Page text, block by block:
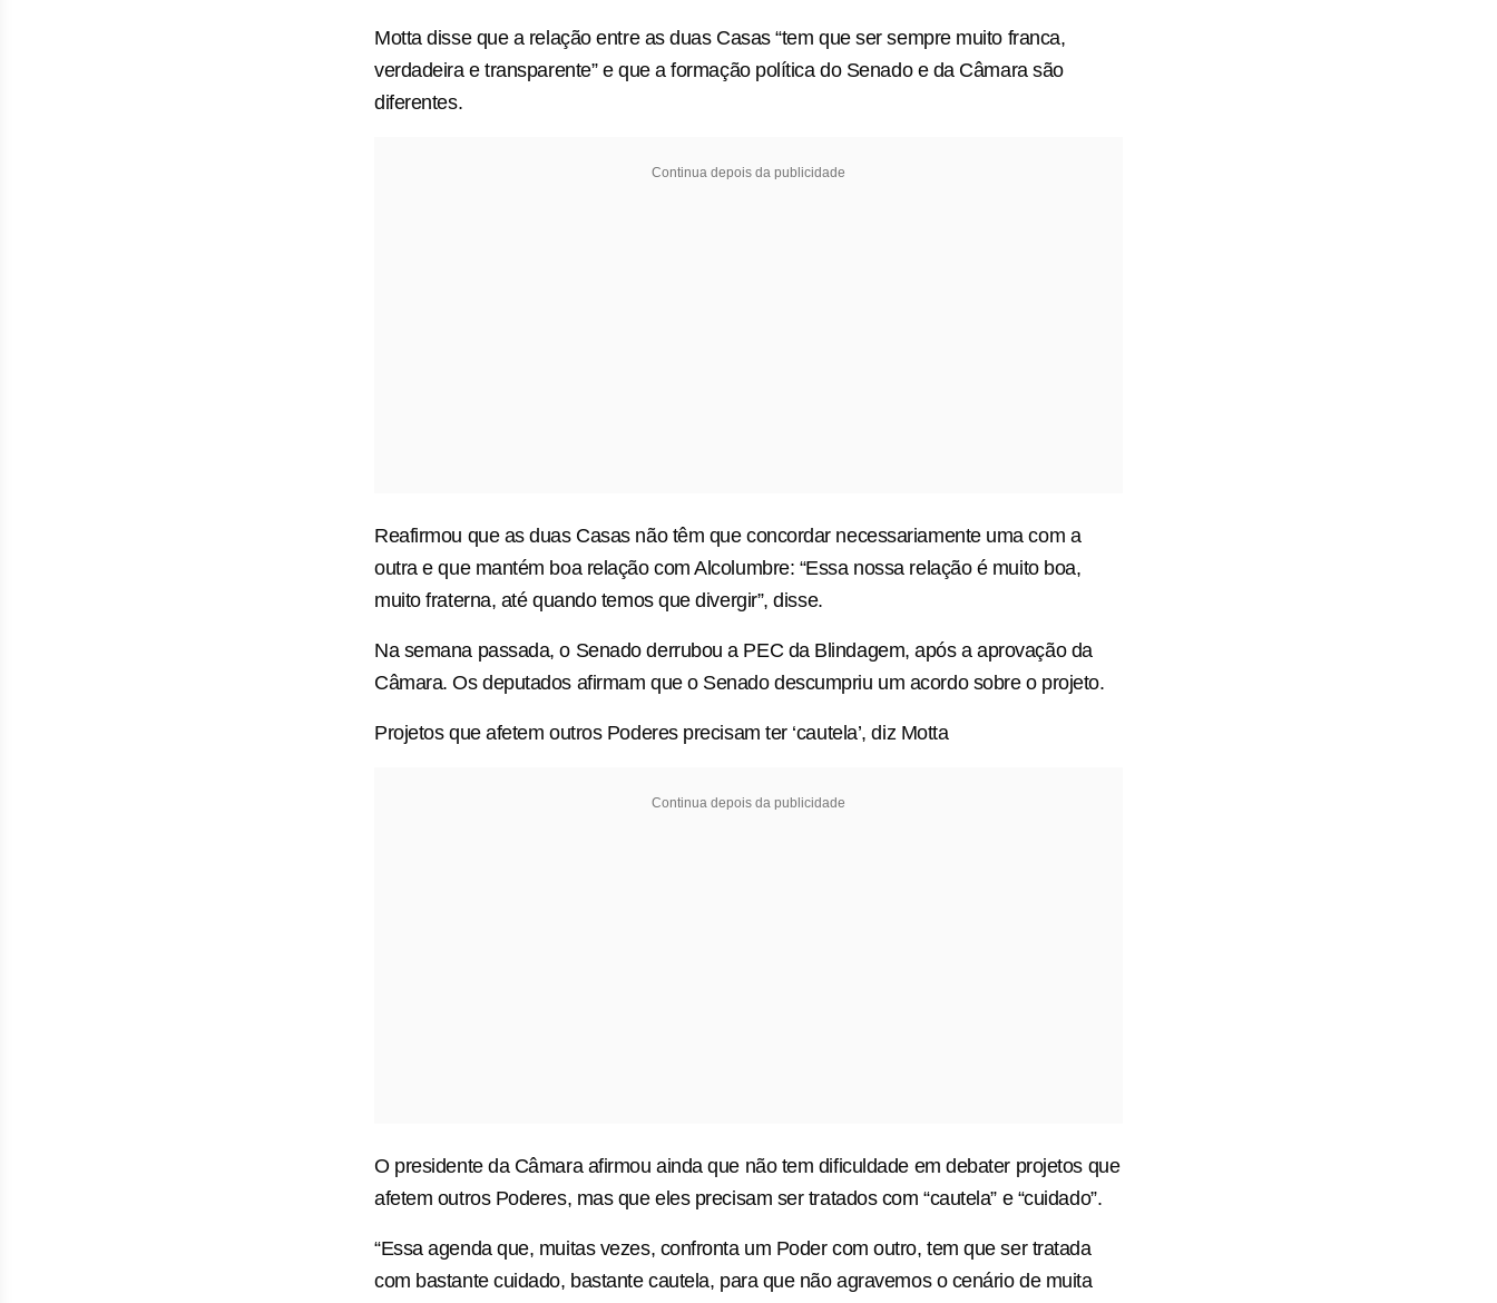
Motta disse que a relação entre as duas Casas “tem que ser sempre muito franca,
verdadeira e transparente” e que a formação política do Senado e da Câmara são
diferentes.
Continua depois da publicidade
Reafirmou que as duas Casas não têm que concordar necessariamente uma com a
outra e que mantém boa relação com Alcolumbre: “Essa nossa relação é muito boa,
muito fraterna, até quando temos que divergir”, disse.
Na semana passada, o Senado derrubou a PEC da Blindagem, após a aprovação da
Câmara. Os deputados afirmam que o Senado descumpriu um acordo sobre o projeto.
Projetos que afetem outros Poderes precisam ter ‘cautela’, diz Motta
Continua depois da publicidade
O presidente da Câmara afirmou ainda que não tem dificuldade em debater projetos que
afetem outros Poderes, mas que eles precisam ser tratados com “cautela” e “cuidado”.
“Essa agenda que, muitas vezes, confronta um Poder com outro, tem que ser tratada
com bastante cuidado, bastante cautela, para que não agravemos o cenário de muita